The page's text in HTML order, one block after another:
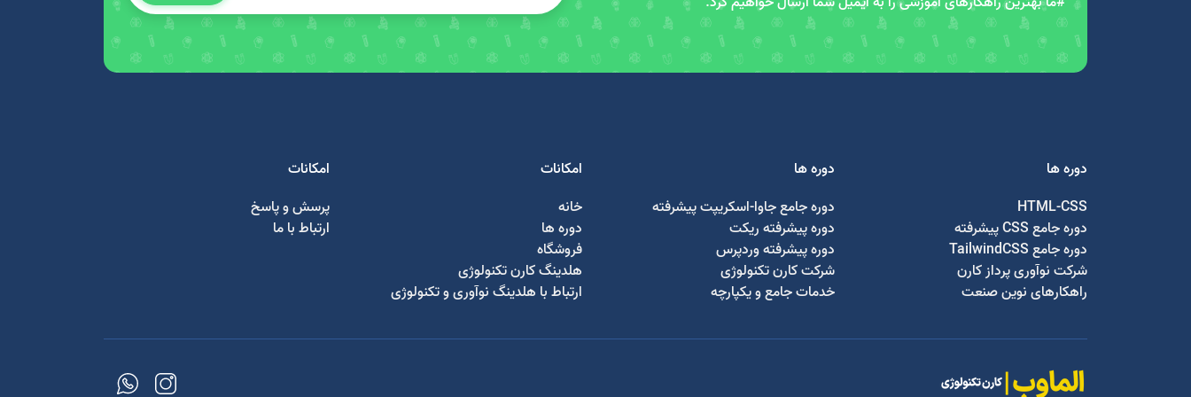
دوره ها
HTML-CSS
دوره جامع CSS پیشرفته
دوره جامع TailwindCSS
شرکت نوآوری پرداز کارن
راهکارهای نوین صنعت
دوره ها
دوره جامع جاوا-اسکریپت پیشرفته
دوره پیشرفته ریکت
دوره پیشرفته وردپرس
شرکت کارن تکنولوژی
خدمات جامع و یکپارچه
امکانات
خانه
دوره ها
فروشگاه
هلدینگ کارن تکنولوژی
ارتباط با هلدینگ نوآوری و تکنولوژی
امکانات
پرسش و پاسخ
ارتباط با ما